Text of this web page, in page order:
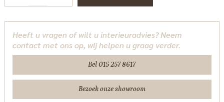
lades
Lizzie
Chestnut
Interiors
Heeft u vragen of wilt u interieuradvies? Neem
contact met ons op, wij helpen u graag verder.
Bel 015 257 8617
Bezoek onze showroom